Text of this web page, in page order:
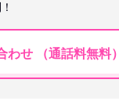
わせ （通話料無料）